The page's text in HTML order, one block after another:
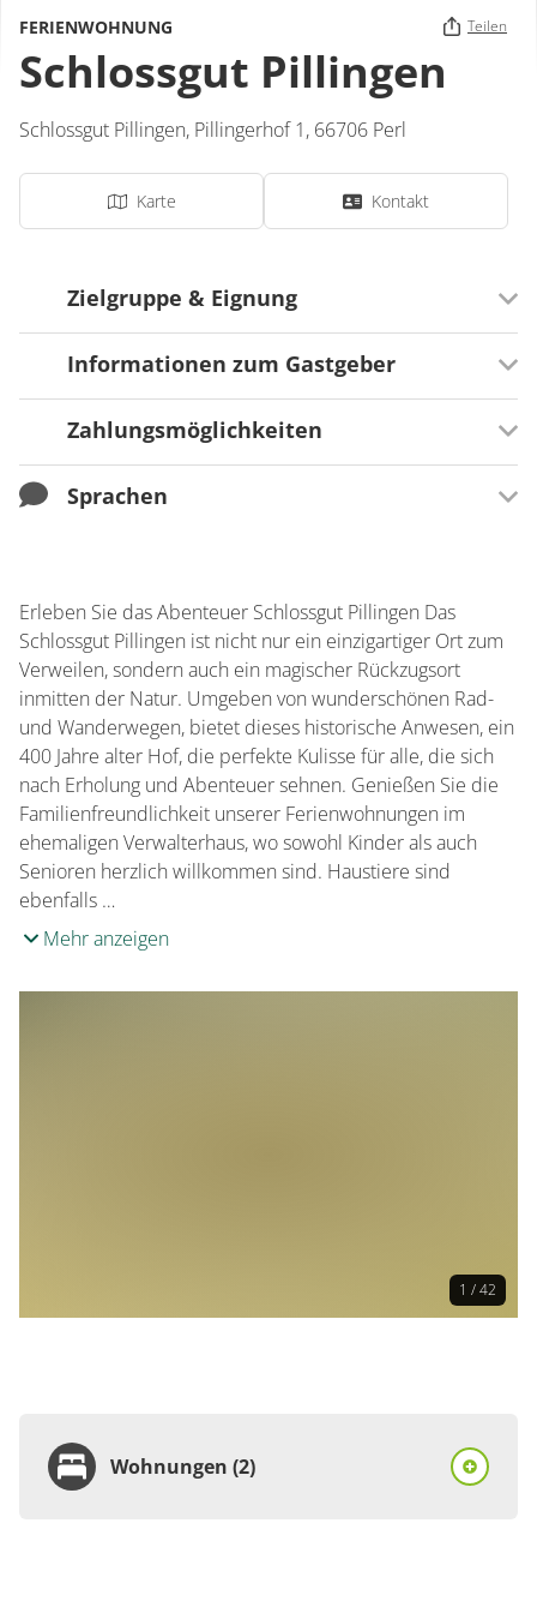
FERIENWOHNUNG Teilen
Schlossgut Pillingen
Schlossgut Pillingen, Pillingerhof 1, 66706 Perl
Karte Kontakt
Zielgruppe & Eignung
Ausrichtung
Für Senioren besonders geeignet
Für Familien besonders geeignet
Informationen zum Gastgeber
Serviceangebote
E-Bike-Ladestation
Zahlungsmöglichkeiten
Zahlungsmöglichkeiten
Sprachen
Französisch
Erleben Sie das Abenteuer Schlossgut Pillingen Das
Schlossgut Pillingen ist nicht nur ein einzigartiger Ort zum
Verweilen, sondern auch ein magischer Rückzugsort
inmitten der Natur. Umgeben von wunderschönen Rad-
und Wanderwegen, bietet dieses historische Anwesen, ein
400 Jahre alter Hof, die perfekte Kulisse für alle, die sich
nach Erholung und Abenteuer sehnen. Genießen Sie die
Familienfreundlichkeit unserer Ferienwohnungen im
ehemaligen Verwalterhaus, wo sowohl Kinder als auch
Senioren herzlich willkommen sind. Haustiere sind
ebenfalls …
Mehr anzeigen
1 / 42
Wohnungen (2)